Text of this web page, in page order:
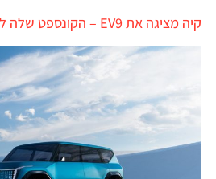
קיה מציגה את EV9 – הקונספט שלה לקרוסאובר חשמלי